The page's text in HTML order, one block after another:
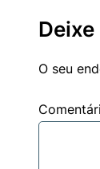
O seu